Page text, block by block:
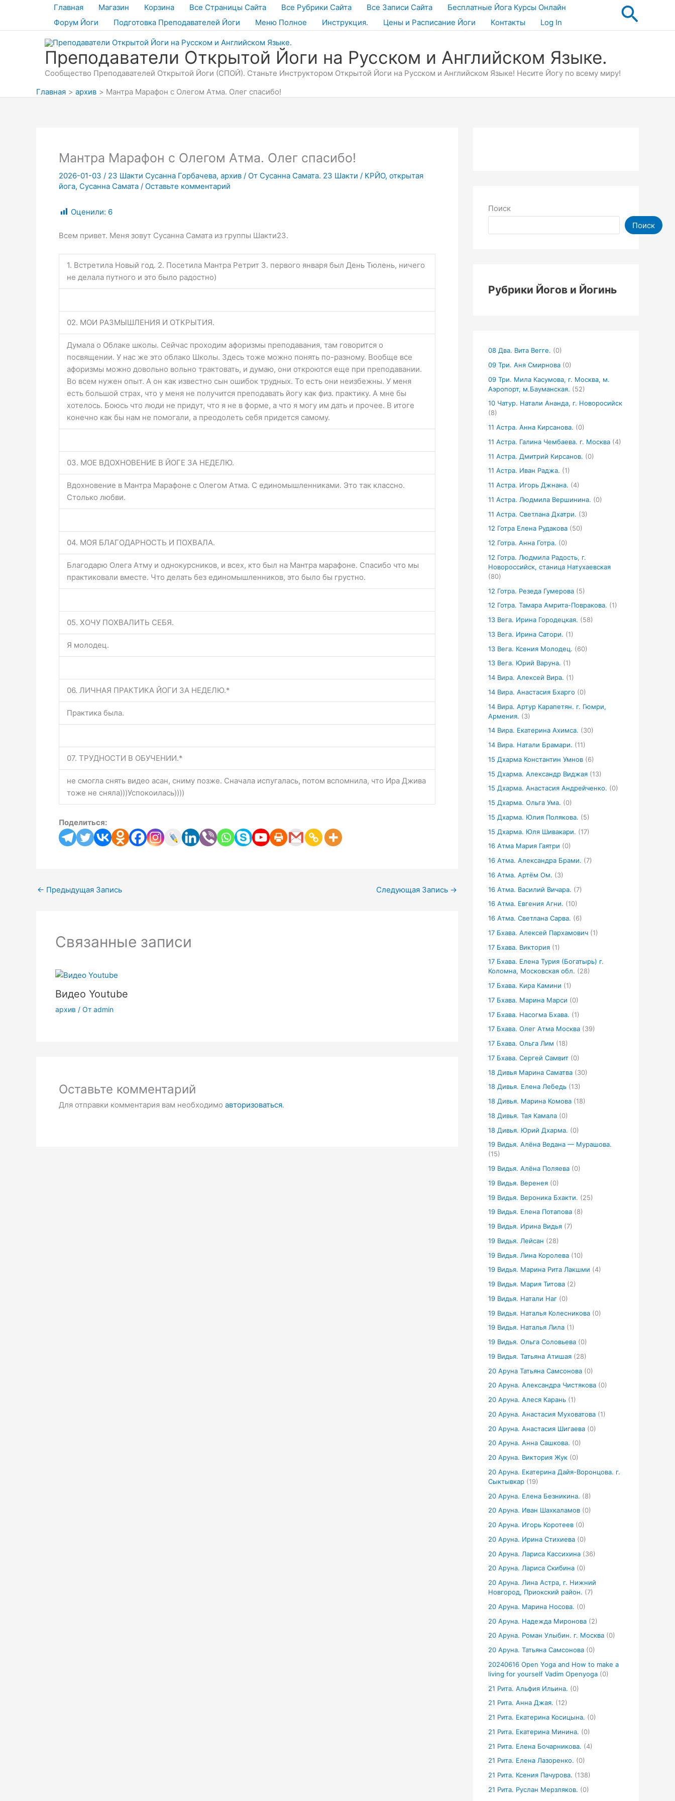
содержимому
Главная Магазин Корзина Все Страницы Сайта Все Рубрики Сайта Все Записи Сайта
Бесплатные Йога Курсы Онлайн
Форум Йоги
Подготовка Преподавателей Йоги Меню Полное Инструкция. Цены и Расписание Йоги Контакты Log In
Преподаватели Открытой Йоги на Русском и Английском Языке.
Сообщество Преподавателей Открытой Йоги (СПОЙ). Станьте Инструктором Открытой Йоги на Русском и Английском Языке! Несите Йогу по всему миру!
Главная
архив Мантра Марафон с Олегом Атма. Олег спасибо!
Мантра Марафон с Олегом Атма. Олег спасибо!
2026-01-03 / 23 Шакти Сусанна Горбачева, архив / От Сусанна Самата. 23 Шакти / КРЙО, открытая
йога, Сусанна Самата / Оставьте комментарий
Оценили: 6
Всем привет. Меня зовут Сусанна Самата из группы Шакти23.
1. Встретила Новый год. 2. Посетила Мантра Ретрит 3. первого января был День Тюлень, ничего
не делала путного и это было радостно)
02. МОИ РАЗМЫШЛЕНИЯ И ОТКРЫТИЯ.
Думала о Облаке школы. Сейчас проходим афоризмы преподавания, там говорится о
посвящении. У нас же это облако Школы. Здесь тоже можно понять по-разному. Вообще все
афоризмы можно довольно вольно трактовать, и думаю, они откроются еще при преподавании.
Во всем нужен опыт. А он как известно сын ошибок трудных. То есть они неизбежны. У меня
есть большой страх, что у меня не получится преподавать йогу как физ. практику. А мне бы
хотелось. Боюсь что люди не придут, что я не в форме, а что я могу им дать и прочее. В итоге
конечно как бы нам не помогали, а преодолеть себя придется самому.
03. МОЕ ВДОХНОВЕНИЕ В ЙОГЕ ЗА НЕДЕЛЮ.
Вдохновение в Мантра Марафоне с Олегом Атма. С единомышленниками. Это так классно.
Столько любви.
04. МОЯ БЛАГОДАРНОСТЬ И ПОХВАЛА.
Благодарю Олега Атму и однокурсников, и всех, кто был на Мантра марафоне. Спасибо что мы
практиковали вместе. Что делать без единомышленников, это было бы грустно.
05. ХОЧУ ПОХВАЛИТЬ СЕБЯ.
Я молодец.
06. ЛИЧНАЯ ПРАКТИКА ЙОГИ ЗА НЕДЕЛЮ.*
Практика была.
07. ТРУДНОСТИ В ОБУЧЕНИИ.*
не смогла снять видео асан, сниму позже. Сначала испугалась, потом вспомнила, что Ира Джива
тоже не сняла)))Успокоилась))))
Поделиться:
← Предыдущая Запись Следующая Запись →
Связанные записи
Видео Youtube
архив / От admin
Оставьте комментарий
Для отправки комментария вам необходимо авторизоваться.
Поиск
Поиск
Рубрики Йогов и Йогинь
08 Два. Вита Вегге. (0)
09 Три. Аня Смирнова (0)
09 Три. Мила Касумова, г. Москва, м.
Аэропорт, м.Бауманская. (52)
10 Чатур. Натали Ананда, г. Новоросийск
(8)
11 Астра. Анна Кирсанова. (0)
11 Астра. Галина Чембаева. г. Москва (4)
11 Астра. Дмитрий Кирсанов. (0)
11 Астра. Иван Раджа. (1)
11 Астра. Игорь Джнана. (4)
11 Астра. Людмила Вершинина. (0)
11 Астра. Светлана Дхатри. (3)
12 Готра Елена Рудакова (50)
12 Готра. Анна Готра. (0)
12 Готра. Людмила Радость, г.
Новороссийск, станица Натухаевская
(80)
12 Готра. Резеда Гумерова (5)
12 Готра. Тамара Амрита-Повракова. (1)
13 Вега. Ирина Городецкая. (58)
13 Вега. Ирина Сатори. (1)
13 Вега. Ксения Молодец. (60)
13 Вега. Юрий Варуна. (1)
14 Вира. Алексей Вира. (1)
14 Вира. Анастасия Бхарго (0)
14 Вира. Артур Карапетян. г. Гюмри,
Армения. (3)
14 Вира. Екатерина Ахимса. (30)
14 Вира. Натали Брамари. (11)
15 Дхарма Константин Умнов (6)
15 Дхарма. Александр Виджая (13)
15 Дхарма. Анастасия Андрейченко. (0)
15 Дхарма. Ольга Ума. (0)
15 Дхарма. Юлия Полякова. (5)
15 Дхарма. Юля Шивакари. (17)
16 Атма Мария Гаятри (0)
16 Атма. Александра Брами. (7)
16 Атма. Артём Ом. (3)
16 Атма. Василий Вичара. (7)
16 Атма. Евгения Агни. (10)
16 Атма. Светлана Сарва. (6)
17 Бхава. Алексей Пархамович (1)
17 Бхава. Виктория (1)
17 Бхава. Елена Турия (Богатырь) г.
Коломна, Московская обл. (28)
17 Бхава. Кира Камини (1)
17 Бхава. Марина Марси (0)
17 Бхава. Насогма Бхава. (1)
17 Бхава. Олег Атма Москва (39)
17 Бхава. Ольга Лим (18)
17 Бхава. Сергей Самвит (0)
18 Дивья Марина Саматва (30)
18 Дивья. Елена Лебедь (13)
18 Дивья. Марина Комова (18)
18 Дивья. Тая Камала (0)
18 Дивья. Юрий Дхарма. (0)
19 Видья. Алёна Ведана — Мурашова.
(15)
19 Видья. Алёна Поляева (0)
19 Видья. Веренея (0)
19 Видья. Вероника Бхакти. (25)
19 Видья. Елена Потапова (8)
19 Видья. Ирина Видья (7)
19 Видья. Лейсан (28)
19 Видья. Лина Королева (10)
19 Видья. Марина Рита Лакшми (4)
19 Видья. Мария Титова (2)
19 Видья. Натали Наг (0)
19 Видья. Наталья Колесникова (0)
19 Видья. Наталья Лила (1)
19 Видья. Ольга Соловьева (0)
19 Видья. Татьяна Атишая (28)
20 Аруна Татьяна Самсонова (0)
20 Аруна. Александра Чистякова (0)
20 Аруна. Алеся Карань (1)
20 Аруна. Анастасия Муховатова (1)
20 Аруна. Анастасия Шигаева (0)
20 Аруна. Анна Сашкова. (0)
20 Аруна. Виктория Жук (0)
20 Аруна. Екатерина Дайя-Воронцова. г.
Сыктывкар (19)
20 Аруна. Елена Безникина. (8)
20 Аруна. Иван Шахкаламов (0)
20 Аруна. Игорь Коротеев (0)
20 Аруна. Ирина Стихиева (0)
20 Аруна. Лариса Кассихина (36)
20 Аруна. Лариса Скибина (0)
20 Аруна. Лина Астра, г. Нижний
Новгород, Приокский район. (7)
20 Аруна. Марина Носова. (0)
20 Аруна. Надежда Миронова (2)
20 Аруна. Роман Улыбин. г. Москва (0)
20 Аруна. Татьяна Самсонова (0)
20240616 Open Yoga and How to make a
living for yourself Vadim Openyoga (0)
21 Рита. Альфия Ильина. (0)
21 Рита. Анна Джая. (12)
21 Рита. Екатерина Косицына. (0)
21 Рита. Екатерина Минина. (0)
21 Рита. Елена Бочарникова. (4)
21 Рита. Елена Лазоренко. (0)
21 Рита. Ксения Пачурова. (138)
21 Рита. Руслан Мерзляков. (0)